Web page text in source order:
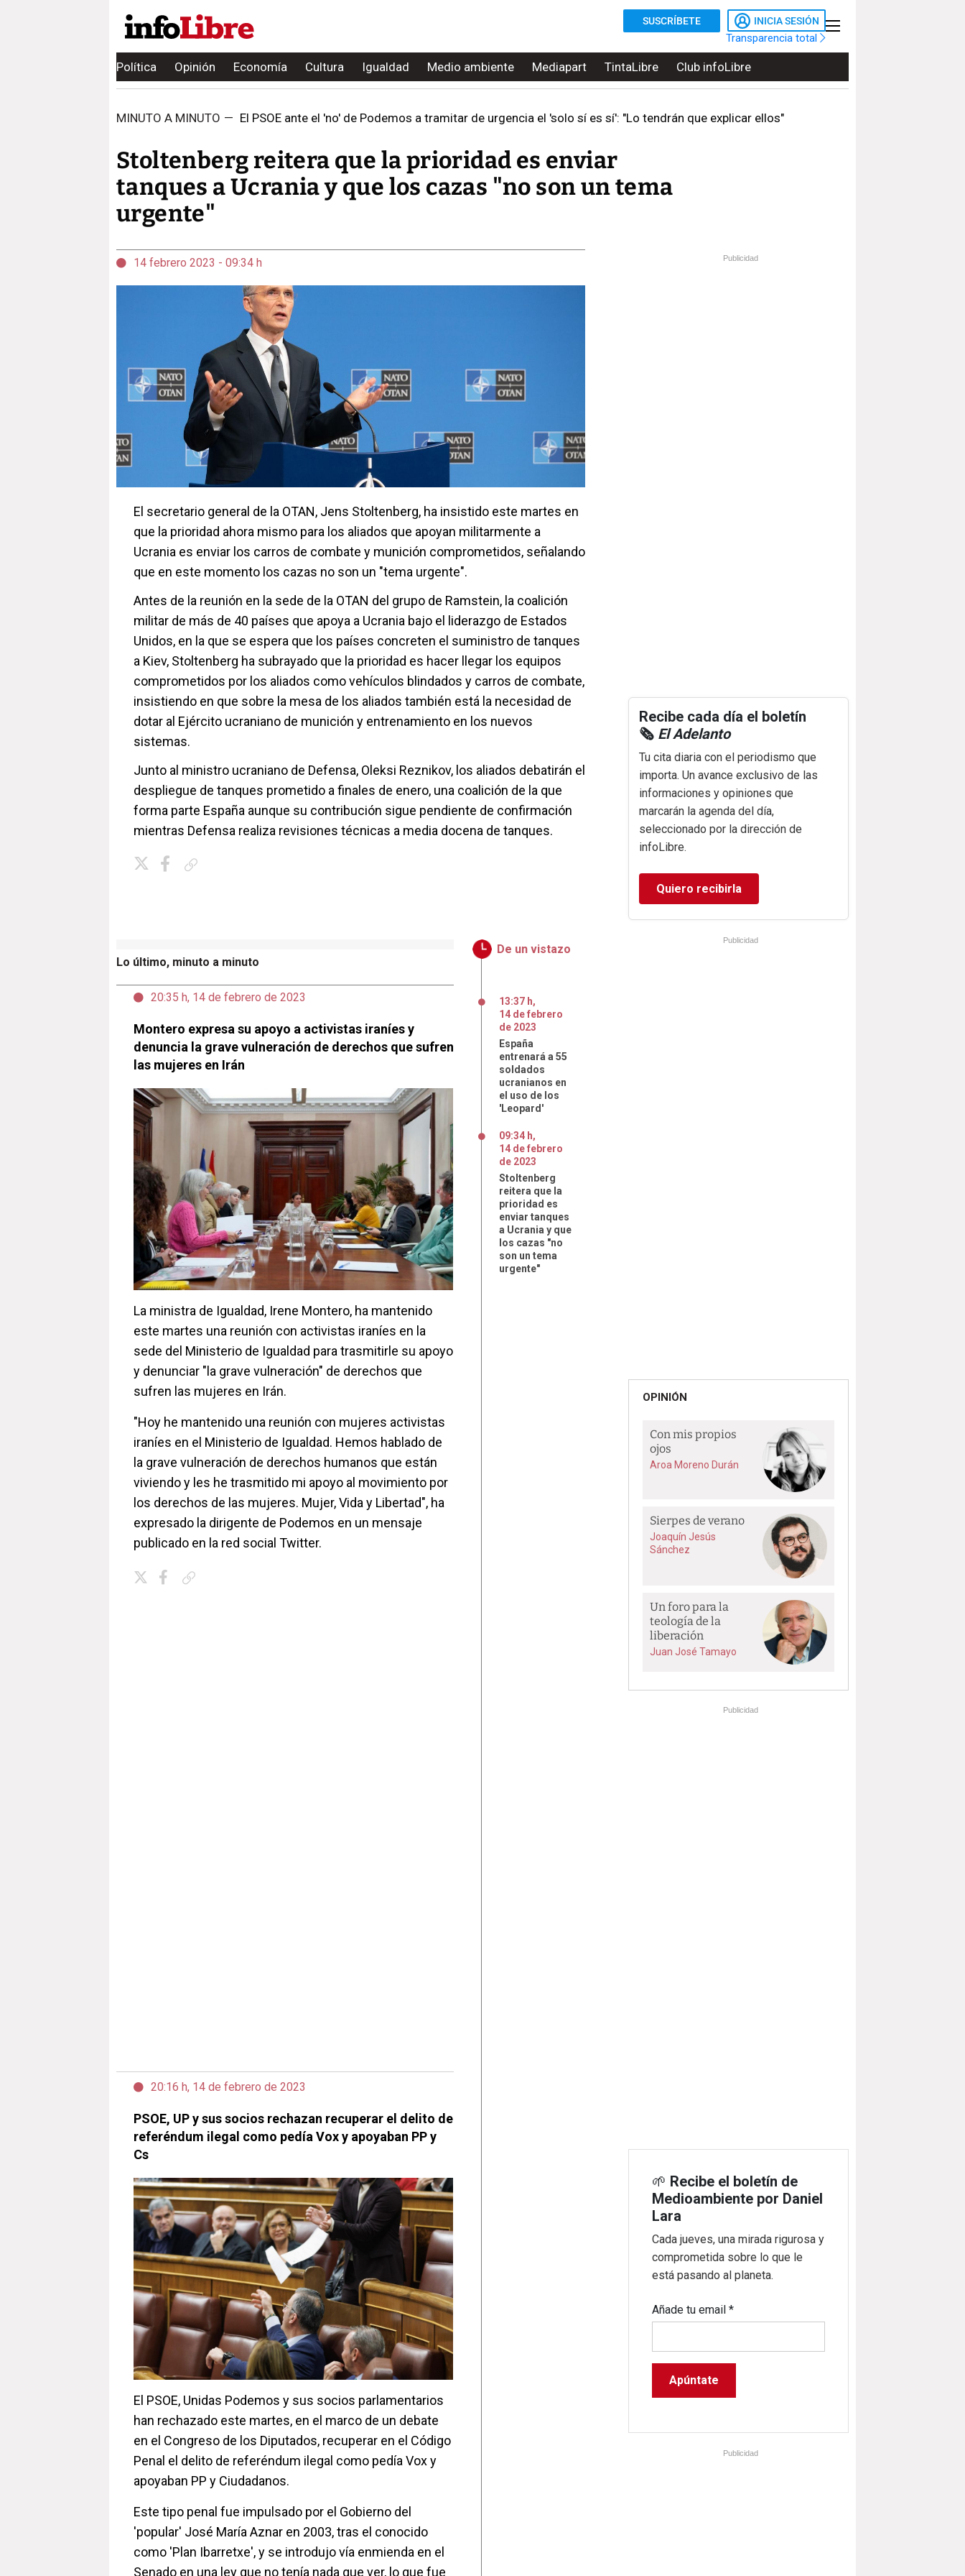
SUSCRÍBETE INICIA SESIÓN
Transparencia total
Política Opinión Economía Cultura Igualdad Medio ambiente Mediapart TintaLibre Club infoLibre
MINUTO A MINUTO — El PSOE ante el 'no' de Podemos a tramitar de urgencia el 'solo sí es sí': "Lo tendrán que explicar ellos"
Stoltenberg reitera que la prioridad es enviar
tanques a Ucrania y que los cazas "no son un tema
urgente"
14 febrero 2023 - 09:34 h
El secretario general de la OTAN, Jens Stoltenberg, ha insistido este martes en
que la prioridad ahora mismo para los aliados que apoyan militarmente a
Ucrania es enviar los carros de combate y munición comprometidos, señalando
que en este momento los cazas no son un "tema urgente".
Antes de la reunión en la sede de la OTAN del grupo de Ramstein, la coalición
militar de más de 40 países que apoya a Ucrania bajo el liderazgo de Estados
Unidos, en la que se espera que los países concreten el suministro de tanques
a Kiev, Stoltenberg ha subrayado que la prioridad es hacer llegar los equipos
comprometidos por los aliados como vehículos blindados y carros de combate,
insistiendo en que sobre la mesa de los aliados también está la necesidad de
dotar al Ejército ucraniano de munición y entrenamiento en los nuevos
sistemas.
Junto al ministro ucraniano de Defensa, Oleksi Reznikov, los aliados debatirán el
despliegue de tanques prometido a finales de enero, una coalición de la que
forma parte España aunque su contribución sigue pendiente de confirmación
mientras Defensa realiza revisiones técnicas a media docena de tanques.
Lo último, minuto a minuto
20:35 h, 14 de febrero de 2023
Montero expresa su apoyo a activistas iraníes y
denuncia la grave vulneración de derechos que sufren
las mujeres en Irán
La ministra de Igualdad, Irene Montero, ha mantenido
este martes una reunión con activistas iraníes en la
sede del Ministerio de Igualdad para trasmitirle su apoyo
y denunciar "la grave vulneración" de derechos que
sufren las mujeres en Irán.
"Hoy he mantenido una reunión con mujeres activistas
iraníes en el Ministerio de Igualdad. Hemos hablado de
la grave vulneración de derechos humanos que están
viviendo y les he trasmitido mi apoyo al movimiento por
los derechos de las mujeres. Mujer, Vida y Libertad", ha
expresado la dirigente de Podemos en un mensaje
publicado en la red social Twitter.
20:16 h, 14 de febrero de 2023
PSOE, UP y sus socios rechazan recuperar el delito de
referéndum ilegal como pedía Vox y apoyaban PP y
Cs
El PSOE, Unidas Podemos y sus socios parlamentarios
han rechazado este martes, en el marco de un debate
en el Congreso de los Diputados, recuperar en el Código
Penal el delito de referéndum ilegal como pedía Vox y
apoyaban PP y Ciudadanos.
Este tipo penal fue impulsado por el Gobierno del
'popular' José María Aznar en 2003, tras el conocido
como 'Plan Ibarretxe', y se introdujo vía enmienda en el
Senado en una ley que no tenía nada que ver, lo que fue
De un vistazo
13:37 h,
14 defebrero
de 2023
España
entrenará a 55
soldados
ucranianos en
el uso de los
'Leopard'
09:34 h,
14 defebrero
de 2023
Stoltenberg
reitera que la
prioridad es
enviar tanques
a Ucrania y que
los cazas "no
son un tema
urgente"
Publicidad
Recibe cada día el boletín
🗞️ El Adelanto
Tu cita diaria con el periodismo que
importa. Un avance exclusivo de las
informaciones y opiniones que
marcarán la agenda del día,
seleccionado por la dirección de
infoLibre.
Quiero recibirla
Publicidad
OPINIÓN
Con mis propios
ojos
Aroa Moreno Durán
Sierpes de verano
Joaquín Jesús
Sánchez
Un foro para la
teología de la
liberación
Juan José Tamayo
Publicidad
🌱 Recibe el boletín de
Medioambiente por Daniel
Lara
Cada jueves, una mirada rigurosa y
comprometida sobre lo que le
está pasando al planeta.
Añade tu email*
Publicidad